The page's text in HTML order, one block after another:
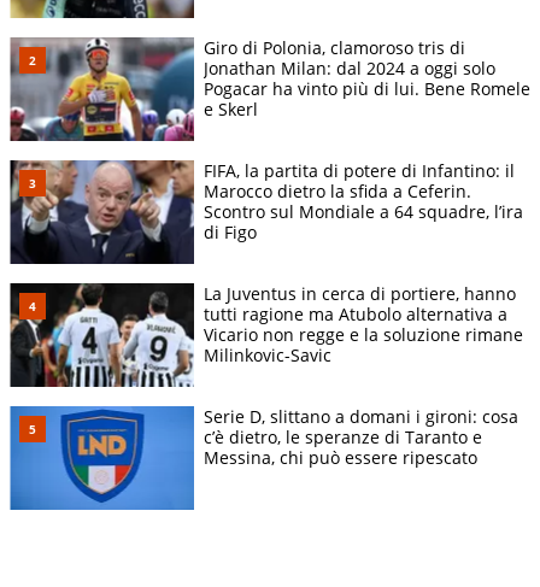
Giro di Polonia, clamoroso tris di
Jonathan Milan: dal 2024 a oggi solo
Pogacar ha vinto più di lui. Bene Romele
e Skerl
FIFA, la partita di potere di Infantino: il
Marocco dietro la sfida a Ceferin.
Scontro sul Mondiale a 64 squadre, l’ira
di Figo
La Juventus in cerca di portiere, hanno
tutti ragione ma Atubolo alternativa a
Vicario non regge e la soluzione rimane
Milinkovic-Savic
Serie D, slittano a domani i gironi: cosa
c’è dietro, le speranze di Taranto e
Messina, chi può essere ripescato